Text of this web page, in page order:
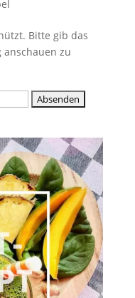
Bitte gib das
anschauen zu